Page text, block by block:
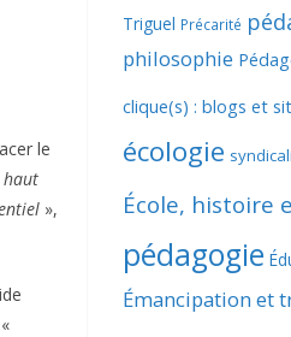
le
haut
»,
Triguel Précarité
philosophie
clique(s) : blogs et
écologie
École, histoire
pédagogie
Émancipation et